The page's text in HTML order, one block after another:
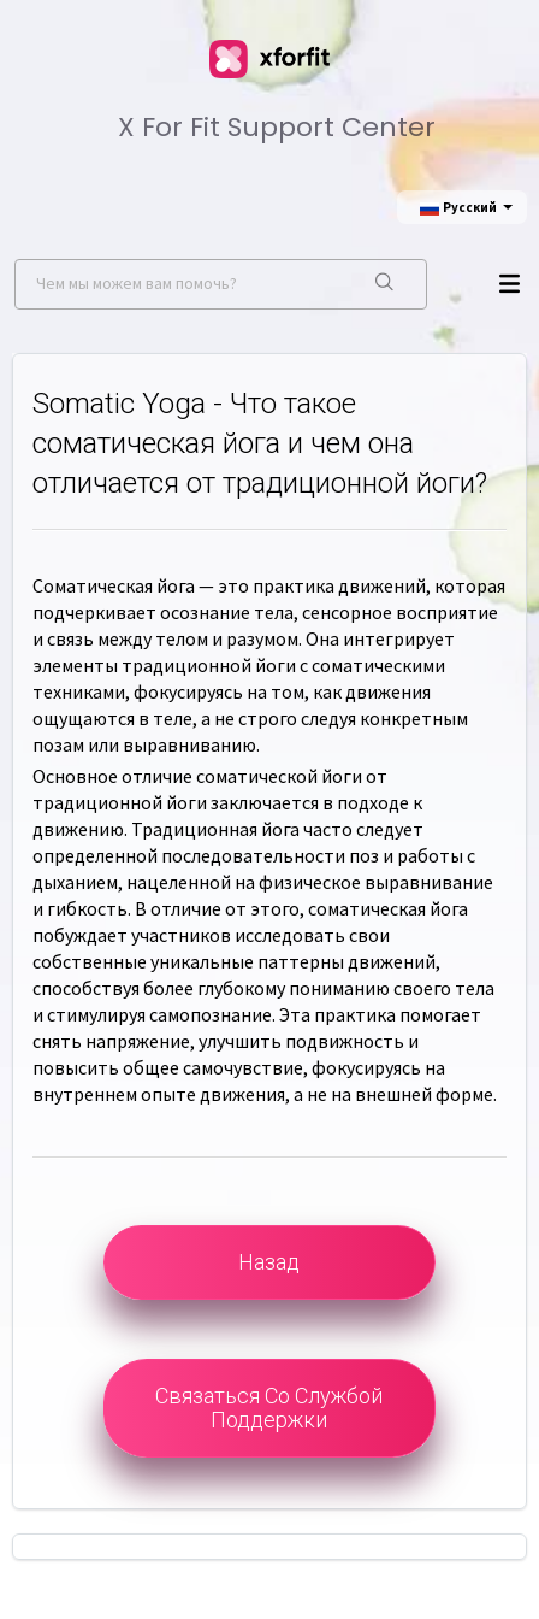
X For Fit Support Center
Русский
Somatic Yoga - Что такое
соматическая йога и чем она
отличается от традиционной йоги?
Соматическая йога — это практика движений, которая
подчеркивает осознание тела, сенсорное восприятие
и связь между телом и разумом. Она интегрирует
элементы традиционной йоги с соматическими
техниками, фокусируясь на том, как движения
ощущаются в теле, а не строго следуя конкретным
позам или выравниванию.
Основное отличие соматической йоги от
традиционной йоги заключается в подходе к
движению. Традиционная йога часто следует
определенной последовательности поз и работы с
дыханием, нацеленной на физическое выравнивание
и гибкость. В отличие от этого, соматическая йога
побуждает участников исследовать свои
собственные уникальные паттерны движений,
способствуя более глубокому пониманию своего тела
и стимулируя самопознание. Эта практика помогает
снять напряжение, улучшить подвижность и
повысить общее самочувствие, фокусируясь на
внутреннем опыте движения, а не на внешней форме.
Назад
Связаться Со Службой
Поддержки